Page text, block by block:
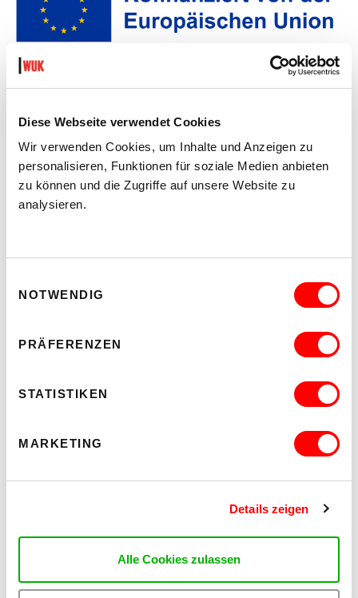
Diese Webseite verwendet Cookies
Wir verwenden Cookies, um Inhalte und Anzeigen zu
personalisieren, Funktionen für soziale Medien anbieten
zu können und die Zugriffe auf unsere Website zu
analysieren.
NOTWENDIG
PRÄFERENZEN
STATISTIKEN
MARKETING
Details zeigen
Alle Cookies zulassen
SO KOMMST DU ZU UNS:
Barrierefreiheit
STANDORTINFORMATION